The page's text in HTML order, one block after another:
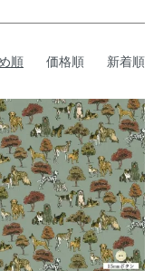
順 価格順 新着順